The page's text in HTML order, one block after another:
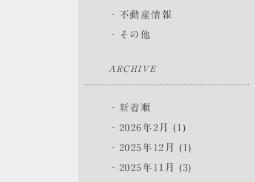
不動産情報
その他
ARCHIVE
新着順
2026年2月 (1)
2025年12月 (1)
2025年11月 (3)